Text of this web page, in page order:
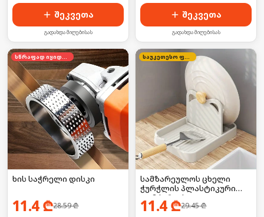
შეკვეთა
გადახდა მიღებისას
შეკვეთა
გადახდა მიღებისას
სწრაფად იყიდება
ხის საჭრელი დისკი
11.4₾28.59₾
საუკეთესო ფასი
სამზარეულოს ცხელი
ჭურჭლის პლასტიკური
დამჭერი/ საკიდი
11.4₾29.45₾